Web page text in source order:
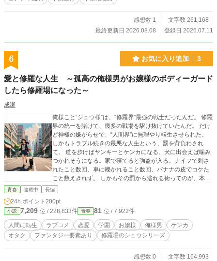
感想数 1
文字数 261,168
最終更新日 2026.08.08
登録日 2026.07.11
6 お気に入り追加 3
愛と修羅な人生 ～孤高の俺様男がお嬢様のボディーガード
したら修羅場になった～
成瀬
俺様こと“シュウ様”は、“修羅界”最強の戦士だったんだ。 修羅
界の統一を賭けて、幾多の戦場を駆け抜けていたんだ。 だけ
ど神様の嫌がらせで、“人間界”に無理やり転生させられた。
しかもトラブル続きの最悪な人生という、罰を背負わされ
て。 道を歩けばヤンキーとケンカになる。犬に出会えば噛み
つかれそうになる。家で寝てると強盗が入る。ナイフで刺さ
れたこと数回、車に轢かれること数回、バナナの皮でコケた
こと数えきれず。 しかもその罰から逃れる術ってのが、本当
の愛の意味を知ること。 マジでふざけんなっての。俺様は人
い、女にも興味はない。 それなのにバイト先のコンビニに強
盗が襲撃してきて、何故か転校生のボディーガードを引き受
ける羽目に。 その転校生ってのがお嬢様の“マリア”。日本屈
指の大企業のひとり娘だ。 このマリア、同じ高校に通ってる
んだが、その美貌から多くの男たちを魅了するほどの人気ぶ
に。 ファンたちの嫌がらせにあったり、ストリートチームの
青春 連載中 長編
24h.ポイント 200pt
小説 7,209 位 / 228,833件 青春 81 位 / 7,922件
人間に転生 ラブコメ 恋愛 学園 お嬢様 俺様男
ケンカ
オタク
ファンタジー要素あり 修羅場のシュウシリーズ
感想数 0 文字数 164,993